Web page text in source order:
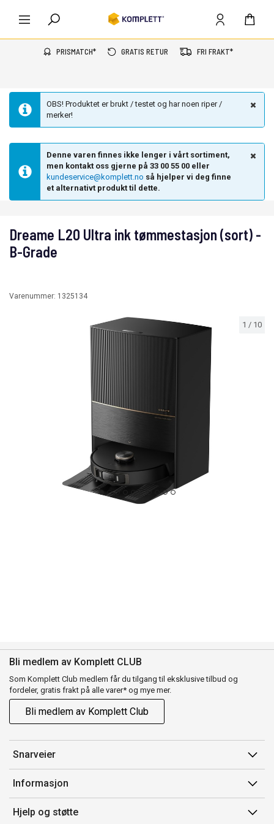
PRISMATCH* GRATIS RETUR FRI FRAKT*
OBS! Produktet er brukt / testet og har noen riper /
merker!
Denne varen finnes ikke lenger i vårt sortiment,
men kontakt oss gjerne på 33 00 55 00 eller
kundeservice@komplett.no så hjelper vi deg finne
et alternativt produkt til dette.
1 / 10
Dreame L20 Ultra ink tømmestasjon (sort) -
B-Grade
Varenummer: 1325134
Bli medlem av Komplett CLUB
Som Komplett Club medlem får du tilgang til eksklusive tilbud og
fordeler, gratis frakt på alle varer* og mye mer.
Bli medlem av Komplett Club
Snarveier
Min side
Ordreoversikt
Flex
Informasjon
Salgsbetingelser
Hjelp og støtte